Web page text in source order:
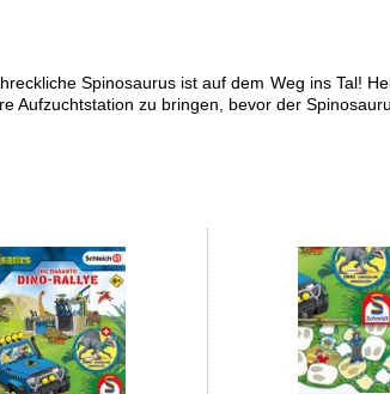
Spinosaurus ist auf dem Weg ins Tal!
Aufzuchtstation zu bringen, bevor der